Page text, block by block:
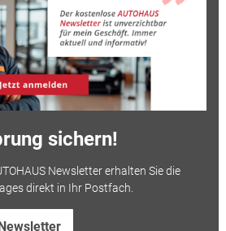
sichern!
Newsletter erhalten Sie die
direkt in Ihr Postfach.